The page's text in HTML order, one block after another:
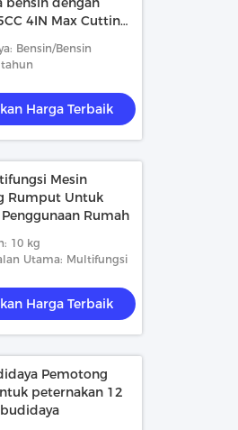
4IN Max Cutting
Bensin/Bensin
Harga Terbaik
Mesin
Rumput Untuk
Rumah
10 kg
Utama: Multifungsi
Harga Terbaik
Pemotong
peternakan 12